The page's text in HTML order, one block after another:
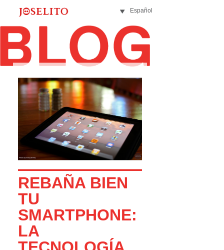
Español
REBAÑA BIEN
TU
SMARTPHONE:
LA